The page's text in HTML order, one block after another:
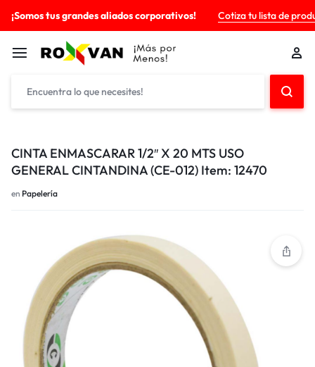
¡Somos tus grandes aliados corporativos! Cotiza tu lista de
CINTA ENMASCARAR 1/2″ X 20 MTS USO
GENERAL CINTANDINA (CE-012) Item: 12470
en Papelería